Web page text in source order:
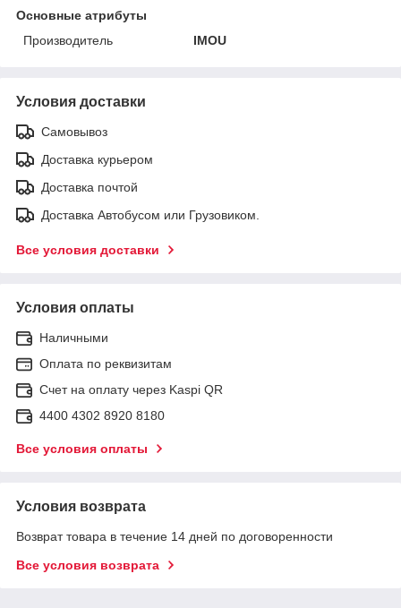
Основные атрибуты
Производитель
IMOU
Условия доставки
Самовывоз
Доставка курьером
Доставка почтой
Доставка Автобусом или Грузовиком.
Все условия доставки
Условия оплаты
Наличными
Оплата по реквизитам
Счет на оплату через Kaspi QR
4400 4302 8920 8180
Все условия оплаты
Условия возврата
Возврат товара в течение 14 дней по договоренности
Все условия возврата